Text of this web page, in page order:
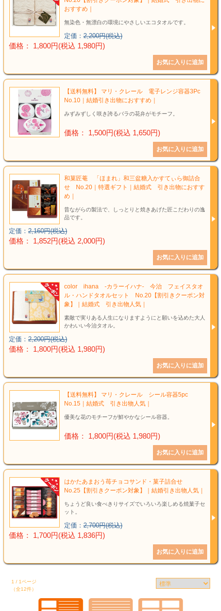
おすすめ｜
無染色・無漂白の環境にやさしいエコタオルです。
定価： 2,200円(税込)
価格： 1,800円(税込 1,980円)
【送料無料】 マリ・クレール 電子レンジ容器3Pc
No.10｜結婚引き出物におすすめ｜
みずみずしく咲き誇るバラの花弁がモチーフ。
価格： 1,500円(税込 1,650円)
和菓匠菴 「ほまれ」和三盆糖入かすてぃら御詰合
せ No.20｜特選ギフト｜結婚式 引き出物におすす
め｜
昔ながらの製法で、しっとりと焼きあげた匠こだわりの逸
品です。
定価： 2,160円(税込)
価格： 1,852円(税込 2,000円)
color ihana -カラーイハナ- 今治 フェイスタオ
ル・ハンドタオルセット No.20【割引きクーポン対
象】｜結婚式 引き出物人気｜
素敵で実りある人生になりますようにと願いを込めた大人
かわいい今治タオル。
定価： 2,200円(税込)
価格： 1,800円(税込 1,980円)
【送料無料】 マリ・クレール シール容器5pc
No.15｜結婚式 引き出物人気｜
優美な花のモチーフが鮮やかなシール容器。
価格： 1,800円(税込 1,980円)
はかたあまおう苺チョコサンド・菓子詰合せ
No.25【割引きクーポン対象】｜結婚引き出物人気｜
ちょうど良い食べきりサイズでいろいろ楽しめる焼菓子セ
ット。
定価： 2,700円(税込)
価格： 1,700円(税込 1,836円)
1 / 1ページ
（全12件）